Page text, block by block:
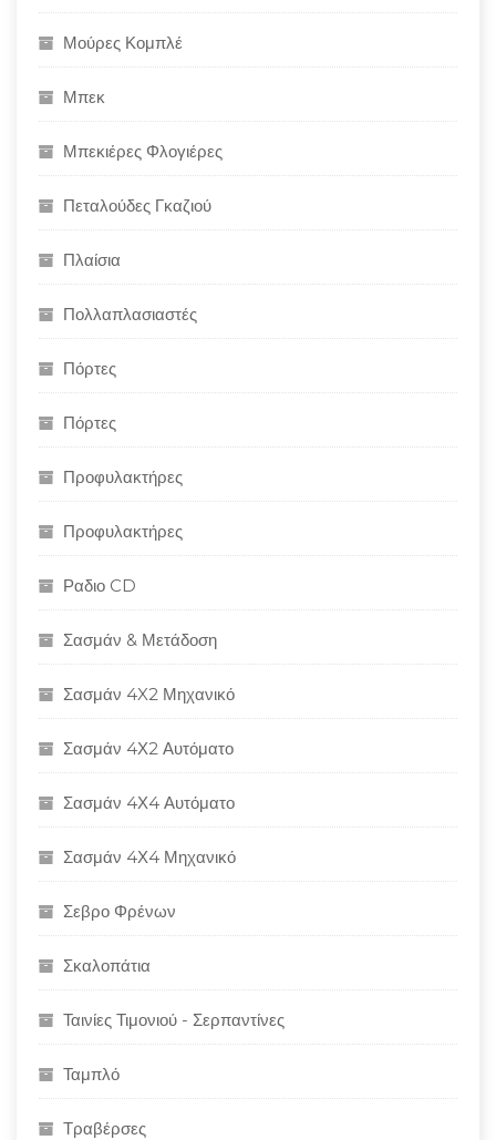
Μούρες Κομπλέ
Μπεκ
Μπεκιέρες Φλογιέρες
Πεταλούδες Γκαζιού
Πλαίσια
Πολλαπλασιαστές
Πόρτες
Πόρτες
Προφυλακτήρες
Προφυλακτήρες
Ραδιο CD
Σασμάν & Μετάδοση
Σασμάν 4X2 Μηχανικό
Σασμάν 4Χ2 Αυτόματο
Σασμάν 4Χ4 Αυτόματο
Σασμάν 4Χ4 Μηχανικό
Σεβρο Φρένων
Σκαλοπάτια
Ταινίες Τιμονιού - Σερπαντίνες
Ταμπλό
Τραβέρσες